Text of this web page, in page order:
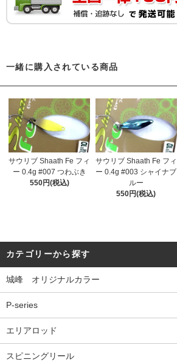
一緒に購入されている商品
サウリブ Shaath Fe フィ
ー 0.4g #007 つわぶき
550円(税込)
サウリブ Shaath Fe フィ
ー 0.4g #003 シャイナブ
ルー
550円(税込)
カテゴリーから探す
城峰 オリジナルカラー
P-series
エリアロッド
スピニングリール